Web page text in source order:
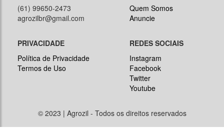
(61) 99650-2473
agrozilbr@gmail.com
Quem Somos
Anuncie
PRIVACIDADE
Política de Privacidade
Termos de Uso
REDES SOCIAIS
Instagram
Facebook
Twitter
Youtube
© 2023 | Agrozil - Todos os direitos reservados